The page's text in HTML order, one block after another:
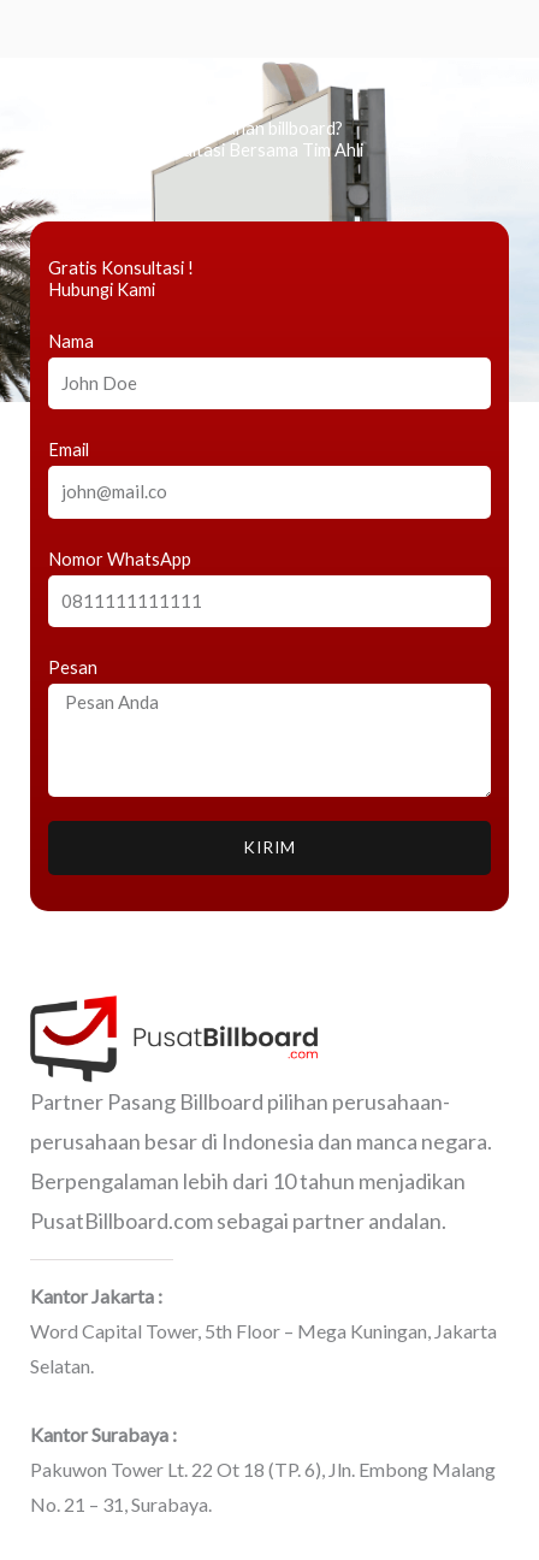
Ingin tahu tentang periklanan billboard?
Kami Berikan Konsultasi Bersama Tim Ahli
Gratis Konsultasi !
Hubungi Kami
Nama
Email
Nomor WhatsApp
Pesan
KIRIM
Partner Pasang Billboard pilihan perusahaan-
perusahaan besar di Indonesia dan manca negara.
Berpengalaman lebih dari 10 tahun menjadikan
PusatBillboard.com sebagai partner andalan.
Kantor Jakarta :
Word Capital Tower, 5th Floor – Mega Kuningan, Jakarta
Selatan.
Kantor Surabaya :
Pakuwon Tower Lt. 22 Ot 18 (TP. 6), Jln. Embong Malang
No. 21 – 31, Surabaya.